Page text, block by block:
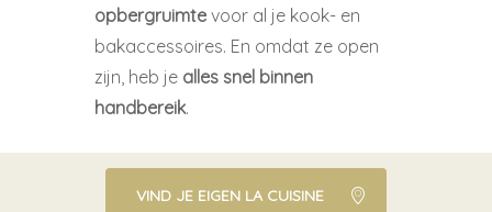
opbergruimte voor al je kook- en
bakaccessoires. En omdat ze open
zijn, heb je alles snel binnen
handbereik.
VIND JE EIGEN LA CUISINE